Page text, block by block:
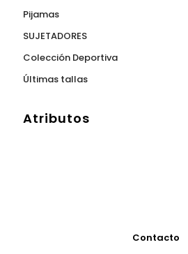
Pijamas
SUJETADORES
Colección Deportiva
Últimas tallas
Atributos
Contacto